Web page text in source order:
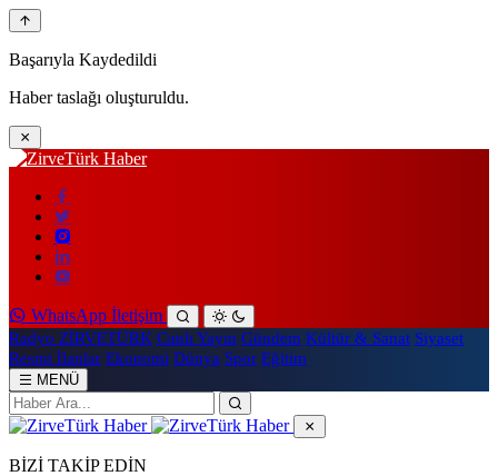
Başarıyla Kaydedildi
Haber taslağı oluşturuldu.
WhatsApp İletişim
Radyo ZİRVETÜRK Canlı Yayın Gündem Kültür & Sanat Siyaset
Resmi İlanlar Ekonomi Dünya Spor Eğitim
MENÜ
BİZİ TAKİP EDİN